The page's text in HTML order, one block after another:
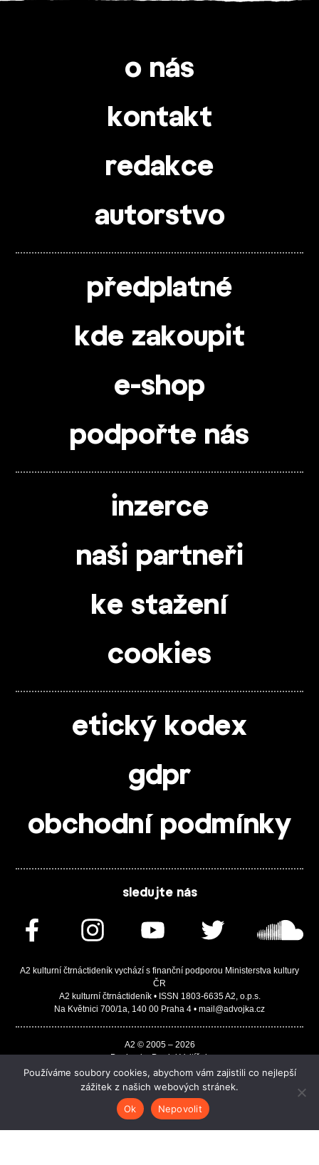
o nás
kontakt
redakce
autorstvo
předplatné
kde zakoupit
e-shop
podpořte nás
inzerce
naši partneři
ke stažení
cookies
etický kodex
gdpr
obchodní podmínky
sledujte nás
A2 kulturní čtrnáctideník vychází s finanční podporou Ministerstva kultury
ČR
A2 kulturní čtrnáctideník • ISSN 1803-6635 A2, o.p.s.
Na Květnici 700/1a, 140 00 Praha 4 • mail@advojka.cz
A2 © 2005 – 2026
Design by Daniel Vojtíšek
Built by JASA-IT & ChSoft
Používáme soubory cookies, abychom vám zajistili co nejlepší
zážitek z našich webových stránek.
Ok
Nepovolit